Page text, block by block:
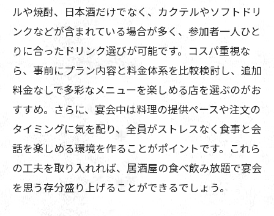
ルや焼酎、日本酒だけでなく、カクテルやソフトドリ
ンクなどが含まれている場合が多く、参加者一人ひと
りに合ったドリンク選びが可能です。コスパ重視な
ら、事前にプラン内容と料金体系を比較検討し、追加
料金なしで多彩なメニューを楽しめる店を選ぶのがお
すすめ。さらに、宴会中は料理の提供ペースや注文の
タイミングに気を配り、全員がストレスなく食事と会
話を楽しめる環境を作ることがポイントです。これら
の工夫を取り入れれば、居酒屋の食べ飲み放題で宴会
を思う存分盛り上げることができるでしょう。